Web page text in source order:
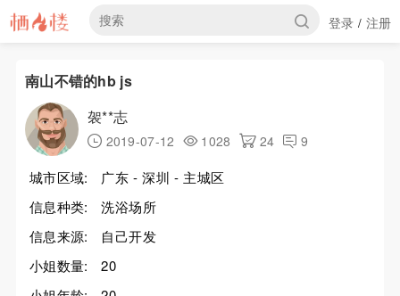
登录 / 注册
南山不错的hb js
袈**志
2019-07-12 1028 24 9
城市区域:
广东 - 深圳 - 主城区
信息种类:
洗浴场所
信息来源:
自己开发
小姐数量:
20